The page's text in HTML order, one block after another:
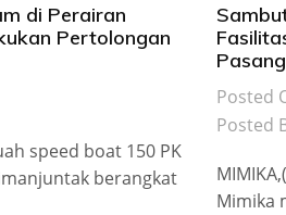
di Perairan
Pertolongan
speed boat 150 PK
berangkat
Posted
Posted
Mimika